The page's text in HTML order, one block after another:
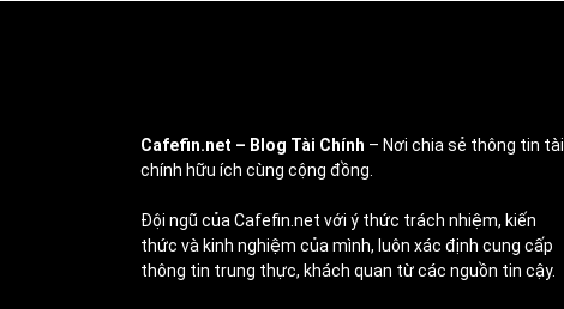
Cafefin.net – Blog Tài Chính – Nơi chia sẻ thông tin tài
chính hữu ích cùng cộng đồng.
Đội ngũ của Cafefin.net với ý thức trách nhiệm, kiến
thức và kinh nghiệm của mình, luôn xác định cung cấp
thông tin trung thực, khách quan từ các nguồn tin cậy.